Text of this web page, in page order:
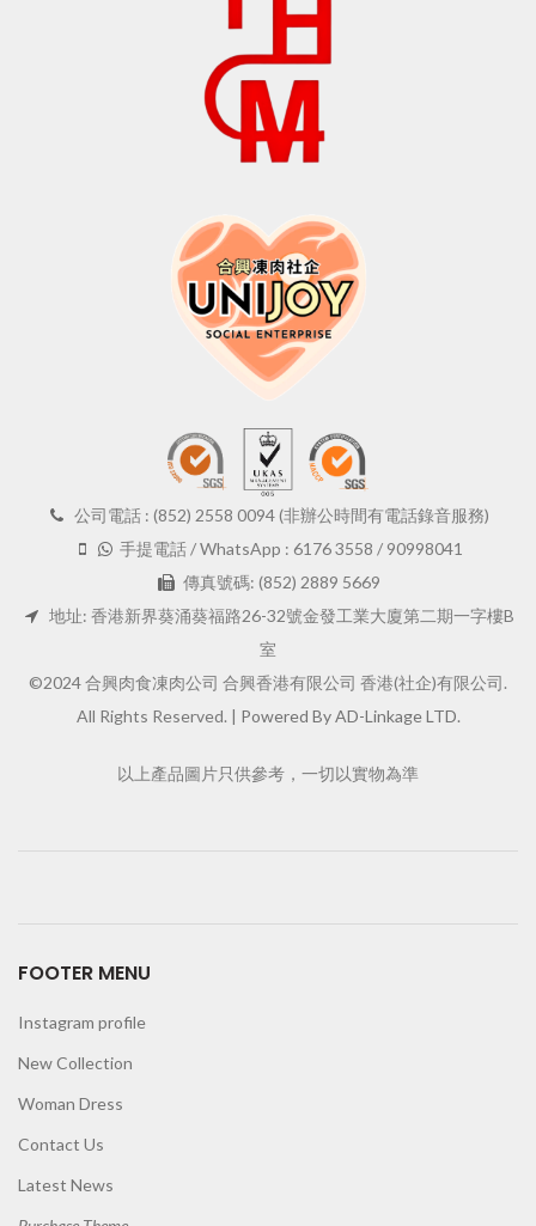
公司電話 : (852) 2558 0094 (非辦公時間有電話錄音服務)
手提電話 / WhatsApp : 6176 3558 / 90998041
傳真號碼: (852) 2889 5669
地址: 香港新界葵涌葵福路26-32號金發工業大廈第二期一字樓B
室
©2024 合興肉食凍肉公司 合興香港有限公司 香港(社企)有限公司.
All Rights Reserved. | Powered By AD-Linkage LTD.
以上產品圖片只供參考，一切以實物為準
FOOTER MENU
Instagram profile
New Collection
Woman Dress
Contact Us
Latest News